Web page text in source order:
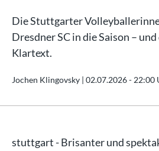
Die Stuttgarter
Dresdner SC in die Saison –
Klartext.
Jochen Klingovsky | 02.07.2026 - 22:00
stuttgart - Brisanter und